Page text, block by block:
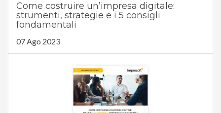
Come costruire un’impresa digitale:
strumenti, strategie e i 5 consigli
fondamentali
07 Ago 2023